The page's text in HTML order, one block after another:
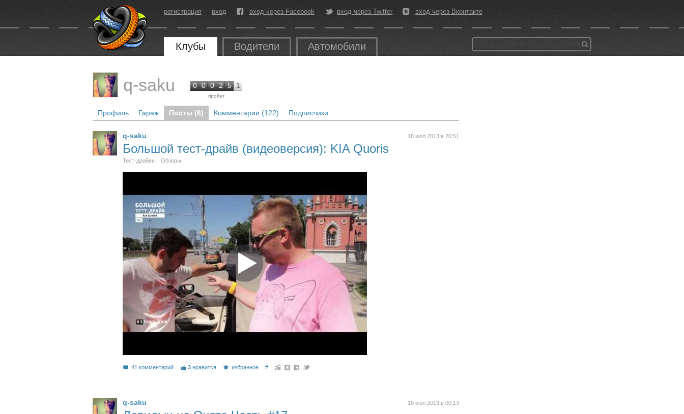
регистрация вход вход через Facebook вход через Twitter вход через Вконтакте
Клубы Водители Автомобили
q-saku 0 0 0 2 5 1
пробег
Профиль Гараж Посты (6) Комментарии (122) Подписчики
18 июл 2013 в 20:51
q-saku
Большой тест-драйв (видеоверсия): KIA Quoris
Тест-драйвы Обзоры
41 комментарий 3 нравится избранное #
16 июл 2013 в 00:13
q-saku